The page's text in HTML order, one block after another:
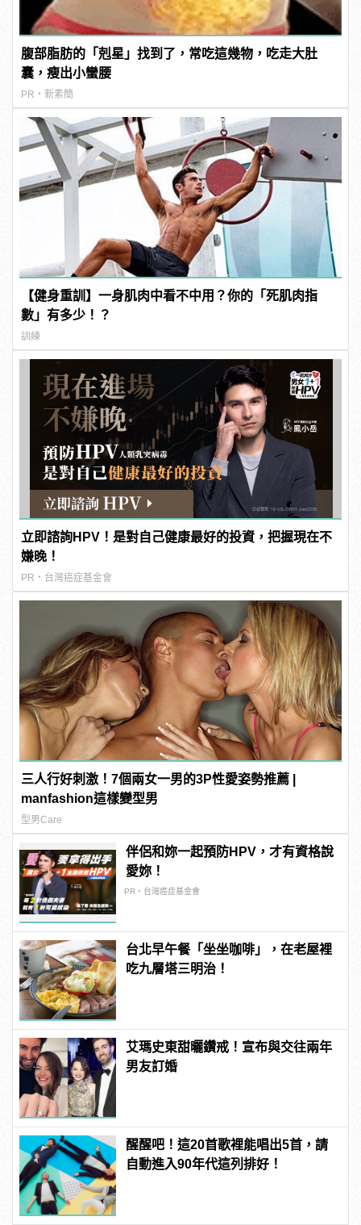
腹部脂肪的「剋星」找到了，常吃這幾物，吃走大肚
囊，瘦出小蠻腰
PR・新素簡
【健身重訓】一身肌肉中看不中用？你的「死肌肉指
數」有多少！？
訓練
立即諮詢HPV！是對自己健康最好的投資，把握現在不
嫌晚！
PR・台灣癌症基金會
三人行好刺激！7個兩女一男的3P性愛姿勢推薦 |
manfashion這樣變型男
型男Care
伴侶和妳一起預防HPV，才有資格說
愛妳！
PR・台灣癌症基金會
台北早午餐「坐坐咖啡」，在老屋裡
吃九層塔三明治！
艾瑪史東甜曬鑽戒！宣布與交往兩年
男友訂婚
醒醒吧！這20首歌裡能唱出5首，請
自動進入90年代這列排好！